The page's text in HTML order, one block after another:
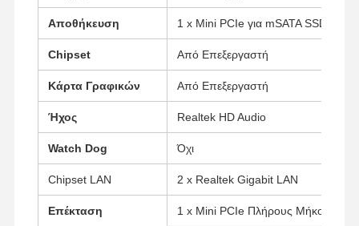
Αποθήκευση 1 x Mini PCIe για mSATA SSD, 1 x
Chipset Από Επεξεργαστή
Κάρτα Γραφικών Από Επεξεργαστή
Ήχος Realtek HD Audio
Watch Dog Όχι
Chipset LAN 2 x Realtek Gigabit LAN
Επέκταση 1 x Mini PCIe Πλήρους Μήκους για